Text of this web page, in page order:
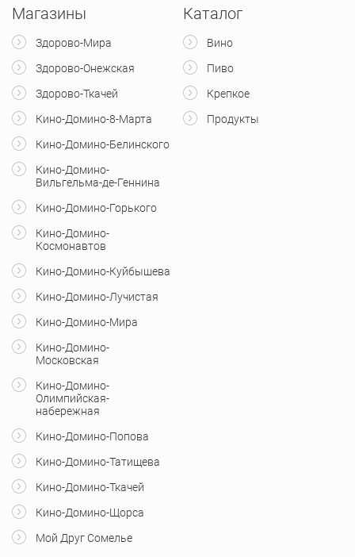
Магазины
Здорово-Мира
Здорово-Онежская
Здорово-Ткачей
Кино-Домино-8-Марта
Кино-Домино-Белинского
Кино-Домино-
Вильгельма-де-Геннина
Кино-Домино-Горького
Кино-Домино-
Космонавтов
Кино-Домино-Куйбышева
Кино-Домино-Лучистая
Кино-Домино-Мира
Кино-Домино-
Московская
Кино-Домино-
Олимпийская-
набережная
Кино-Домино-Попова
Кино-Домино-Татищева
Кино-Домино-Ткачей
Кино-Домино-Щорса
Мой Друг Сомелье
Каталог
Вино
Пиво
Крепкое
Продукты